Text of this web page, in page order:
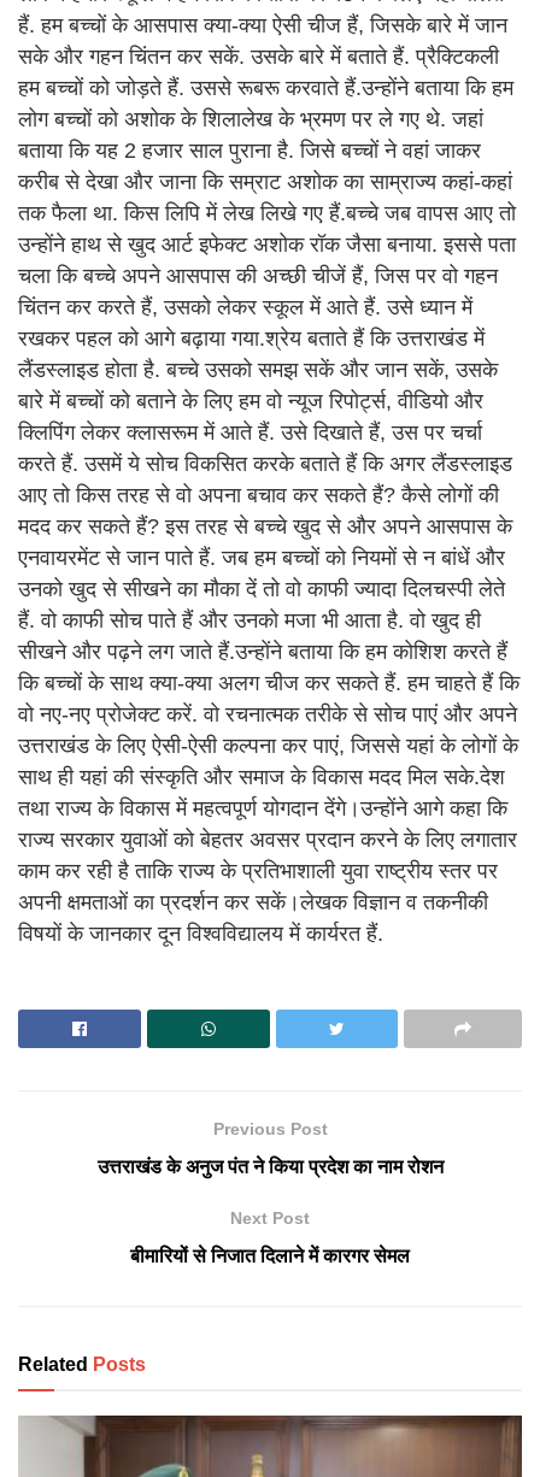
हैं. हम बच्चों के आसपास क्या-क्या ऐसी चीज हैं, जिसके बारे में जान
सके और गहन चिंतन कर सकें. उसके बारे में बताते हैं. प्रैक्टिकली
हम बच्चों को जोड़ते हैं. उससे रूबरू करवाते हैं.उन्होंने बताया कि हम
लोग बच्चों को अशोक के शिलालेख के भ्रमण पर ले गए थे. जहां
बताया कि यह 2 हजार साल पुराना है. जिसे बच्चों ने वहां जाकर
करीब से देखा और जाना कि सम्राट अशोक का साम्राज्य कहां-कहां
तक फैला था. किस लिपि में लेख लिखे गए हैं.बच्चे जब वापस आए तो
उन्होंने हाथ से खुद आर्ट इफेक्ट अशोक रॉक जैसा बनाया. इससे पता
चला कि बच्चे अपने आसपास की अच्छी चीजें हैं, जिस पर वो गहन
चिंतन कर करते हैं, उसको लेकर स्कूल में आते हैं. उसे ध्यान में
रखकर पहल को आगे बढ़ाया गया.श्रेय बताते हैं कि उत्तराखंड में
लैंडस्लाइड होता है. बच्चे उसको समझ सकें और जान सकें, उसके
बारे में बच्चों को बताने के लिए हम वो न्यूज रिपोर्ट्स, वीडियो और
क्लिपिंग लेकर क्लासरूम में आते हैं. उसे दिखाते हैं, उस पर चर्चा
करते हैं. उसमें ये सोच विकसित करके बताते हैं कि अगर लैंडस्लाइड
आए तो किस तरह से वो अपना बचाव कर सकते हैं? कैसे लोगों की
मदद कर सकते हैं? इस तरह से बच्चे खुद से और अपने आसपास के
एनवायरमेंट से जान पाते हैं. जब हम बच्चों को नियमों से न बांधें और
उनको खुद से सीखने का मौका दें तो वो काफी ज्यादा दिलचस्पी लेते
हैं. वो काफी सोच पाते हैं और उनको मजा भी आता है. वो खुद ही
सीखने और पढ़ने लग जाते हैं.उन्होंने बताया कि हम कोशिश करते हैं
कि बच्चों के साथ क्या-क्या अलग चीज कर सकते हैं. हम चाहते हैं कि
वो नए-नए प्रोजेक्ट करें. वो रचनात्मक तरीके से सोच पाएं और अपने
उत्तराखंड के लिए ऐसी-ऐसी कल्पना कर पाएं, जिससे यहां के लोगों के
साथ ही यहां की संस्कृति और समाज के विकास मदद मिल सके.देश
तथा राज्य के विकास में महत्वपूर्ण योगदान देंगे।उन्होंने आगे कहा कि
राज्य सरकार युवाओं को बेहतर अवसर प्रदान करने के लिए लगातार
काम कर रही है ताकि राज्य के प्रतिभाशाली युवा राष्ट्रीय स्तर पर
अपनी क्षमताओं का प्रदर्शन कर सकें।लेखक विज्ञान व तकनीकी
विषयों के जानकार दून विश्वविद्यालय में कार्यरत हैं.
Previous Post
उत्तराखंड के अनुज पंत ने किया प्रदेश का नाम रोशन
Next Post
बीमारियों से निजात दिलाने में कारगर सेमल
Related Posts